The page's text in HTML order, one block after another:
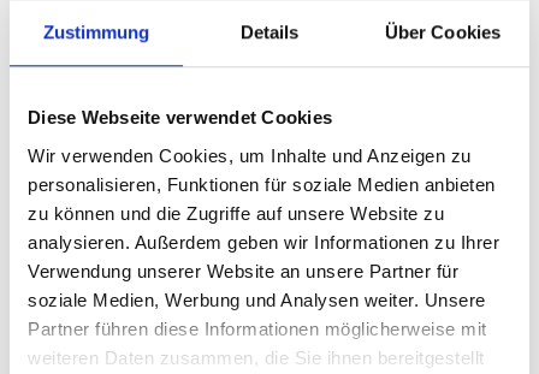
Zustimmung Details Über Cookies
Diese Webseite verwendet Cookies
Wir verwenden Cookies, um Inhalte und Anzeigen zu
personalisieren, Funktionen für soziale Medien anbieten
zu können und die Zugriffe auf unsere Website zu
analysieren. Außerdem geben wir Informationen zu Ihrer
Verwendung unserer Website an unsere Partner für
soziale Medien, Werbung und Analysen weiter. Unsere
Partner führen diese Informationen möglicherweise mit
weiteren Daten zusammen, die Sie ihnen bereitgestellt
Ein Unternehmen führte Waren ein, für die
Lizenzgebühren anfielen. Diese Gebühren hatte das
Unternehmen nicht in der angegebenen
Zollwertberechnung aufgeführt. Die Zollbehörden stellten
bei einer Prüfung fest, dass diese Gebühren in die
Zollwertberechnung einbezogen werden müssen, da ihre
Zahlung als unabdingbar für den Verkauf angesehen
wurde.